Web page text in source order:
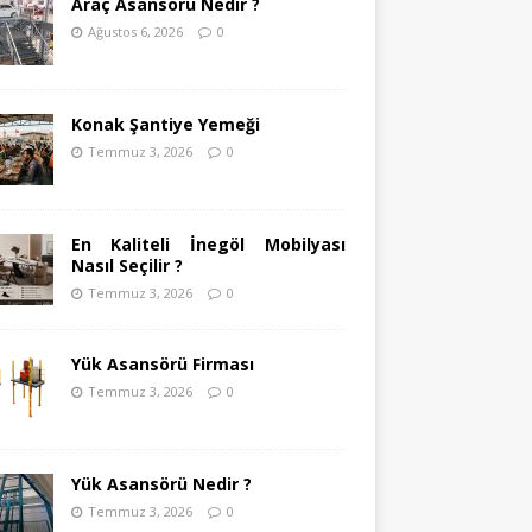
Ağustos 6, 2026 0
Konak Şantiye Yemeği
Temmuz 3, 2026 0
En Kaliteli İnegöl Mobilyası
Nasıl Seçilir ?
Temmuz 3, 2026 0
Yük Asansörü Firması
Temmuz 3, 2026 0
Yük Asansörü Nedir ?
Temmuz 3, 2026 0